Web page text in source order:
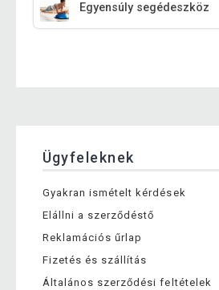
Egyensúly segédeszköz
Ügyfeleknek
Gyakran ismételt kérdések
Elállni a szerződéstő
Reklamációs űrlap
Fizetés és szállítás
Általános szerződési feltételek